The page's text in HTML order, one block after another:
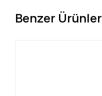
Benzer Ürünler